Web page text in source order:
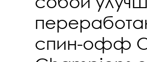
спин-офф